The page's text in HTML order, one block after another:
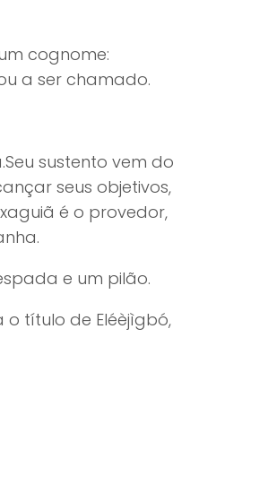
cognome:
a ser chamado.
sustento vem do
seus objetivos,
é o provedor,
e um pilão.
o título de Eléèjìgbó,